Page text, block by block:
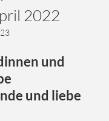
2022
und
und liebe